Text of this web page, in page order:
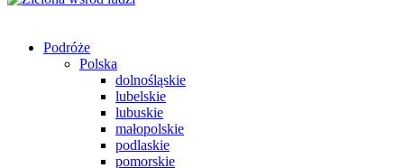
Podróże
Polska
dolnośląskie
lubelskie
lubuskie
małopolskie
podlaskie
pomorskie